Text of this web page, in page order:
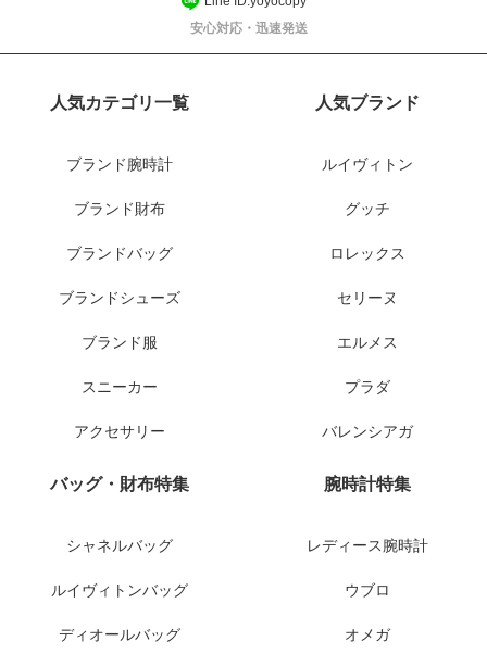
安心対応・迅速発送
人気カテゴリ一覧
ブランド腕時計
ブランド財布
ブランドバッグ
ブランドシューズ
ブランド服
スニーカー
アクセサリー
人気ブランド
ルイヴィトン
グッチ
ロレックス
セリーヌ
エルメス
プラダ
バレンシアガ
バッグ・財布特集
シャネルバッグ
ルイヴィトンバッグ
ディオールバッグ
腕時計特集
レディース腕時計
ウブロ
オメガ